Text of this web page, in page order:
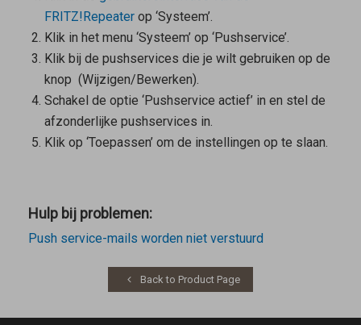
FRITZ!Repeaterop ‘Systeem’.
Klik in het menu ‘Systeem’ op ‘Pushservice’.
Klik bij de pushservices die je wilt gebruiken op de
knop (Wijzigen/Bewerken).
Schakel de optie ‘Pushservice actief’ in en stel de
afzonderlijke pushservices in.
Klik op ‘Toepassen’ om de instellingen op te slaan.
Hulp bij problemen:
Push service-mails worden niet verstuurd
Back to Product Page